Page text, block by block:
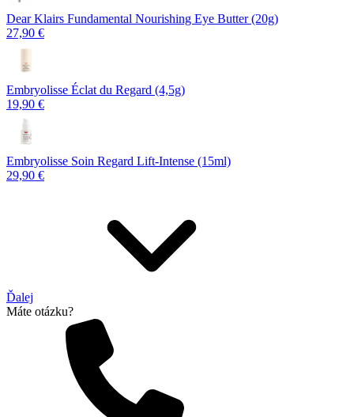
Dear Klairs Fundamental Nourishing Eye Butter (20g)
27,90 €
Embryolisse Éclat du Regard (4,5g)
19,90 €
Embryolisse Soin Regard Lift-Intense (15ml)
29,90 €
Ďalej
Máte otázku?